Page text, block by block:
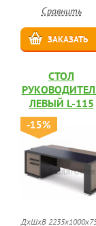
Сравнить
ЗАКАЗАТЬ
СТОЛ
ЛЕВЫЙ L-115
-15%
ДхШхВ